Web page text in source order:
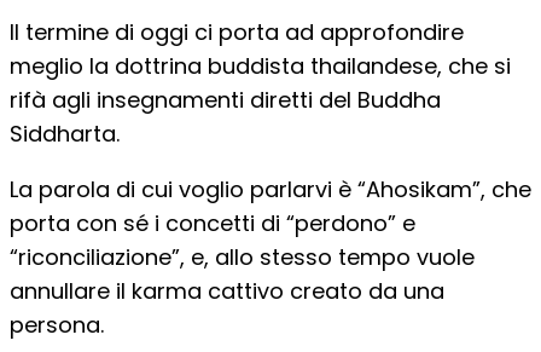
Il termine di oggi ci porta ad approfondire
meglio la dottrina buddista thailandese, che si
rifà agli insegnamenti diretti del Buddha
Siddharta.
La parola di cui voglio parlarvi è “Ahosikam”, che
porta con sé i concetti di “perdono” e
“riconciliazione”, e, allo stesso tempo vuole
annullare il karma cattivo creato da una
persona.